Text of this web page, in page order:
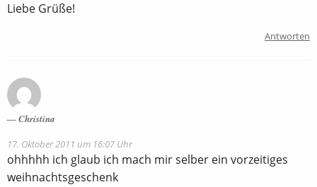
Liebe Grüße!
Antworten
Christina
17. Oktober 2011 um 16:07 Uhr
ohhhhh ich glaub ich mach mir selber ein vorzeitiges
weihnachtsgeschenk